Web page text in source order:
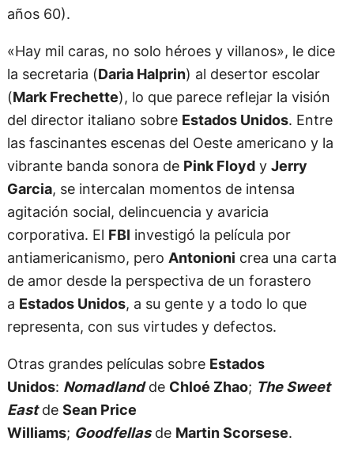
años 60).
«Hay mil caras, no solo héroes y villanos», le dice
la secretaria (Daria Halprin) al desertor escolar
(Mark Frechette), lo que parece reflejar la visión
del director italiano sobre Estados Unidos. Entre
las fascinantes escenas del Oeste americano y la
vibrante banda sonora de Pink Floydy Jerry
Garcia, se intercalan momentos de intensa
agitación social, delincuencia y avaricia
corporativa. El FBI investigó la película por
antiamericanismo, pero Antonioni crea una carta
de amor desde la perspectiva de un forastero
a Estados Unidos, a su gente y a todo lo que
representa, con sus virtudes y defectos.
Otras grandes películas sobre Estados
Unidos: Nomadlandde Chloé Zhao; The Sweet
Eastde Sean Price
Williams; Goodfellasde Martin Scorsese.